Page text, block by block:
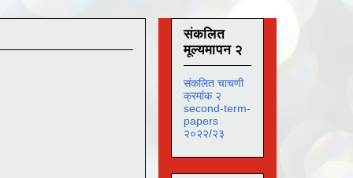
संकलित
मूल्यमापन २
संकलित चाचणी
क्रमांक २
second-term-
papers
२०२२/२३